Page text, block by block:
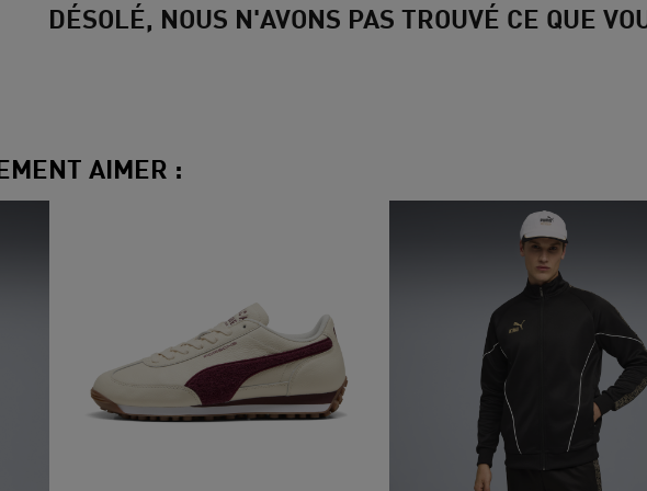
DÉSOLÉ, NOUS N'AVONS PAS TROUVÉ CE QUE
AIMER :